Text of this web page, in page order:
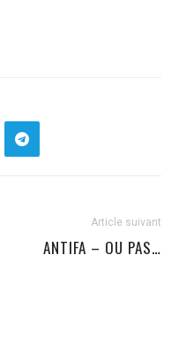
Article suivant
ANTIFA – OU PAS…